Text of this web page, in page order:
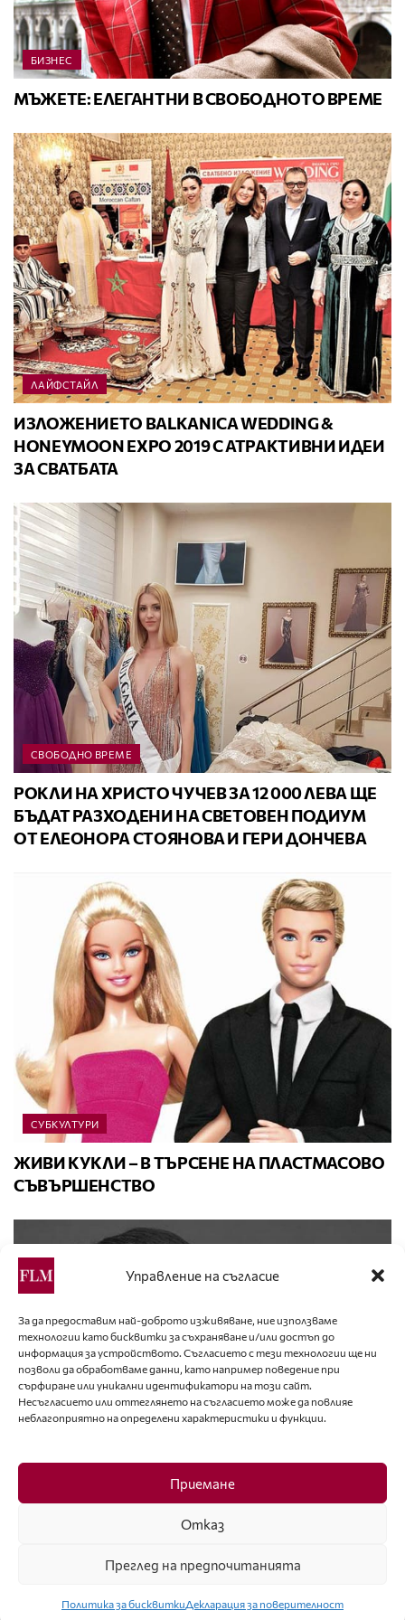
Управление на съгласие
За да предоставим най-доброто изживяване, ние използваме
технологии като бисквитки за съхраняване и/или достъп до
информация за устройството. Съгласието с тези технологии ще ни
позволи да обработваме данни, като например поведение при
сърфиране или уникални идентификатори на този сайт.
Несъгласието или оттеглянето на съгласието може да повлияе
неблагоприятно на определени характеристики и функции.
Приемане
Отказ
Преглед на предпочитанията
Политика за бисквиткиДекларация за поверителност
БИЗНЕС
МЪЖЕТЕ: ЕЛЕГАНТНИ В СВОБОДНОТО ВРЕМЕ
ЛАЙФСТАЙЛ
ИЗЛОЖЕНИЕТО BALKANICA WEDDING &
HONEYMOON EXPO 2019 С АТРАКТИВНИ ИДЕИ
ЗА СВАТБАТА
СВОБОДНО ВРЕМЕ
РОКЛИ НА ХРИСТО ЧУЧЕВ ЗА 12 000 ЛЕВА ЩЕ
БЪДАТ РАЗХОДЕНИ НА СВЕТОВЕН ПОДИУМ
ОТ ЕЛЕОНОРА СТОЯНОВА И ГЕРИ ДОНЧЕВА
СУБКУЛТУРИ
ЖИВИ КУКЛИ – В ТЪРСЕНЕ НА ПЛАСТМАСОВО
СЪВЪРШЕНСТВО
МАРИНА МЛАДЕНОВА: В НАШАТА ПРОФЕСИЯ
НАЙ-ЦЕННОТО Е УСМИВКАТА НА ЧОВЕКА,